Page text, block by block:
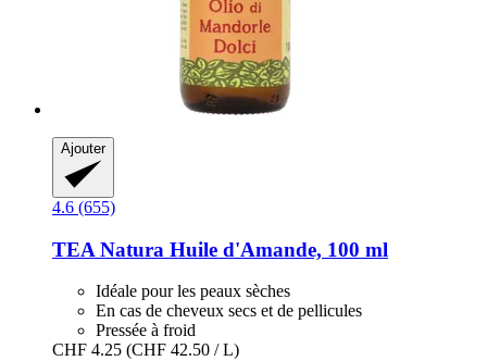
Ajouter
4.6 (655)
TEA Natura Huile d'Amande, 100 ml
Idéale pour les peaux sèches
En cas de cheveux secs et de pellicules
Pressée à froid
CHF 4.25 (CHF 42.50 / L)